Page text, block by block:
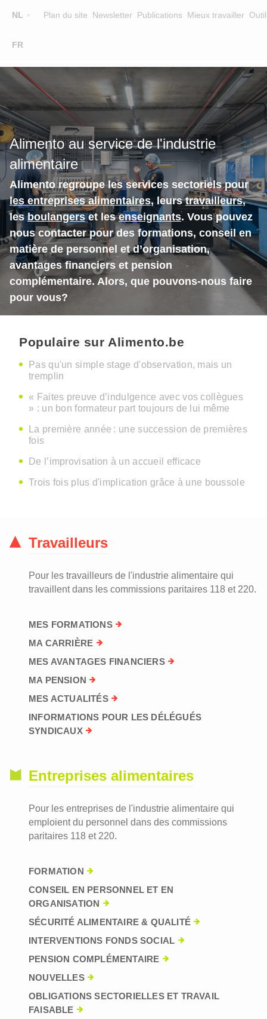
NL
FR
Plan du site Newsletter Publications Mieux travailler
Main
navigation
FORMATION
FORMATEURS
SUR ALIMENTO
EQUIPE
CONTACT
CHERCHER UNE FORMATION
Alimento au service de l'industrie
alimentaire
Alimento regroupe les services sectoriels pour
les entreprises alimentaires, leurstravailleurs,
lesboulangerset lesenseignants. Vous pouvez
nous contacter pour des formations, conseil en
matière de personnel et d’organisation,
avantages financiers et pension
complémentaire. Alors, que pouvons-nous faire
pour vous?
Populaire sur Alimento.be
Pas qu'un simple stage d'observation, mais un
tremplin
« Faites preuve d’indulgence avec vos collègues
» : un bon formateur part toujours de lui même
La première année : une succession de premières
fois
De l’improvisation à un accueil efficace
Trois fois plus d'implication grâce à une boussole
Travailleurs
Pour les travailleurs de l'industrie alimentaire qui
travaillent dans les commissions paritaires 118 et 220.
MES FORMATIONS
MA CARRIÈRE
MES AVANTAGES FINANCIERS
MA PENSION
MES ACTUALITÉS
INFORMATIONS POUR LES DÉLÉGUÉS
SYNDICAUX
Entreprises alimentaires
Pour les entreprises de l'industrie alimentaire qui
emploient du personnel dans des commissions
paritaires 118 et 220.
FORMATION
CONSEIL EN PERSONNEL ET EN
ORGANISATION
SÉCURITÉ ALIMENTAIRE & QUALITÉ
INTERVENTIONS FONDS SOCIAL
PENSION COMPLÉMENTAIRE
NOUVELLES
OBLIGATIONS SECTORIELLES ET TRAVAIL
FAISABLE